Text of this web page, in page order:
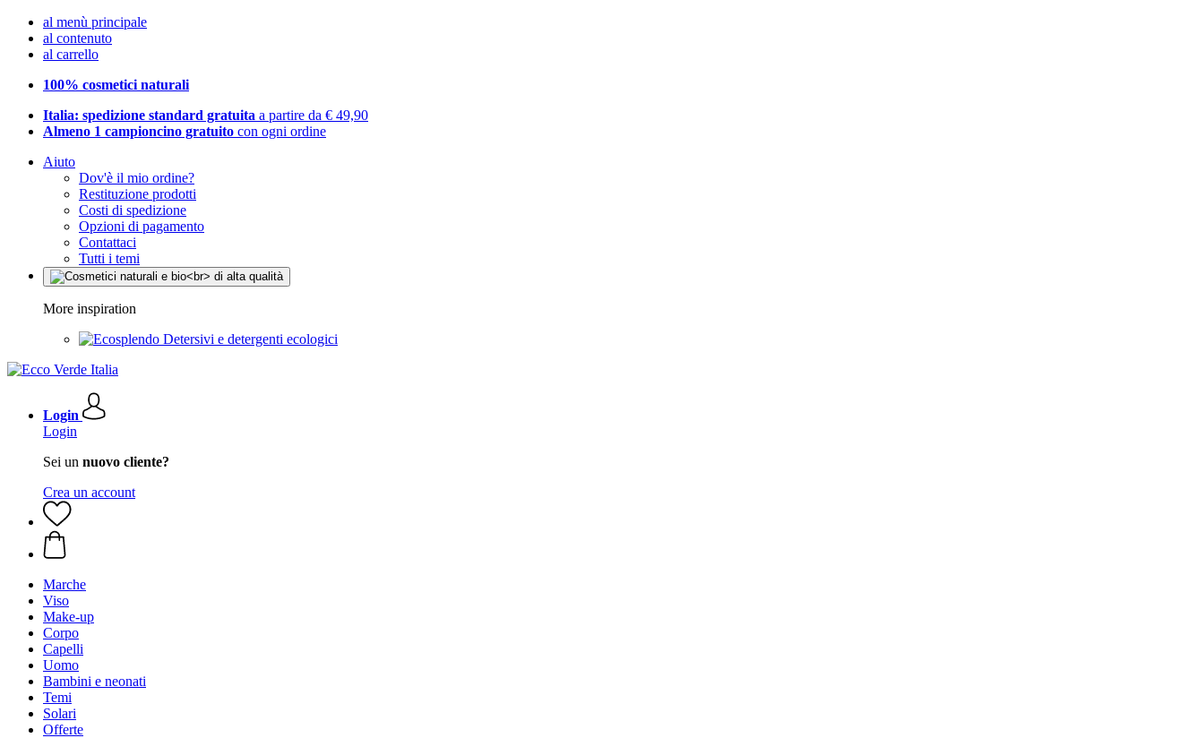
al menù principale
al contenuto
al carrello
100% cosmetici naturali
Italia: spedizione standard gratuita a partire da € 49,90
Almeno 1 campioncino gratuito con ogni ordine
Aiuto
Dov'è il mio ordine?
Restituzione prodotti
Costi di spedizione
Opzioni di pagamento
Contattaci
Tutti i temi
More inspiration
Detersivi e detergenti ecologici
Login
Login
Sei un nuovo cliente?
Crea un account
Marche
Viso
Make-up
Corpo
Capelli
Uomo
Bambini e neonati
Temi
Solari
Offerte